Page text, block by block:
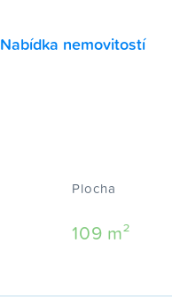
Nabídka nemovitostí
Plocha
109 m²